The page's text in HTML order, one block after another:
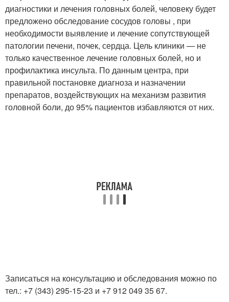
диагностики и лечения головных болей, человеку будет
предложено обследование сосудов головы , при
необходимости выявление и лечение сопутствующей
патологии печени, почек, сердца. Цель клиники — не
только качественное лечение головных болей, но и
профилактика инсульта. По данным центра, при
правильной постановке диагноза и назначении
препаратов, воздействующих на механизм развития
головной боли, до 95% пациентов избавляются от них.
Записаться на консультацию и обследования можно по
тел.: +7 (343) 295-15-23 и +7 912 049 35 67.